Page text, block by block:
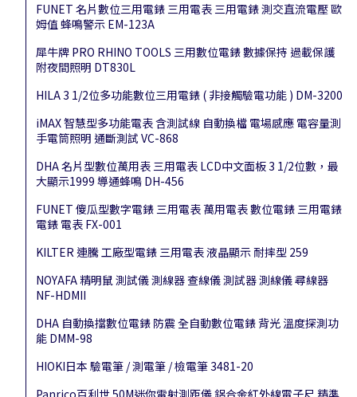
FUNET 名片數位三用電錶 三用電表 三用電錶 測交直流電壓 歐
姆值 蜂鳴警示 EM-123A
犀牛牌 PRO RHINO TOOLS 三用數位電錶 數據保持 過載保護
附夜間照明 DT830L
HILA 3 1/2位多功能數位三用電錶 ( 非接觸驗電功能 ) DM-3200
iMAX 智慧型多功能電表 含測試線 自動換檔 電場感應 電容量測
手電筒照明 通斷測試 VC-868
DHA 名片型數位萬用表 三用電表 LCD中文面板 3 1/2位數，最
大顯示1999 導通蜂鳴 DH-456
FUNET 傻瓜型數字電錶 三用電表 萬用電表 數位電錶 三用電錶
電錶 電表 FX-001
KILTER 連騰 工廠型電錶 三用電表 液晶顯示 耐摔型 259
NOYAFA 精明鼠 測試儀 測線器 查線儀 測試器 測線儀 尋線器
NF-HDMII
DHA 自動換擋數位電錶 防震 全自動數位電錶 背光 溫度探測功
能 DMM-98
HIOKI日本 驗電筆 / 測電筆 / 檢電筆 3481-20
Panrico百利世 50M迷你雷射測距儀 鋁合金紅外線電子尺 精準